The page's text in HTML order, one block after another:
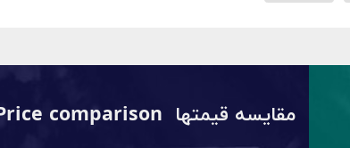
مقایسه قیمتها Price comparison